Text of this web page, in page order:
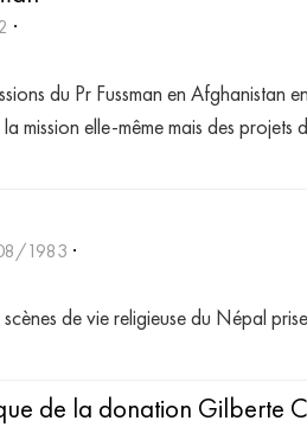
du Pr Fussman en
mission elle-même mais des projets
1983
de vie religieuse du Népal
de la donation Gilberte